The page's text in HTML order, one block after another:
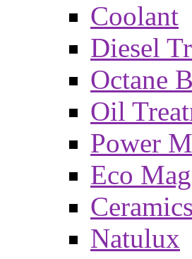
Coolant
Diesel
Octane
Oil
Power
Eco
Natulux